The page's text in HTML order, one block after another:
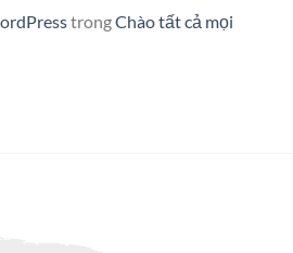
trongChào tất cả mọi